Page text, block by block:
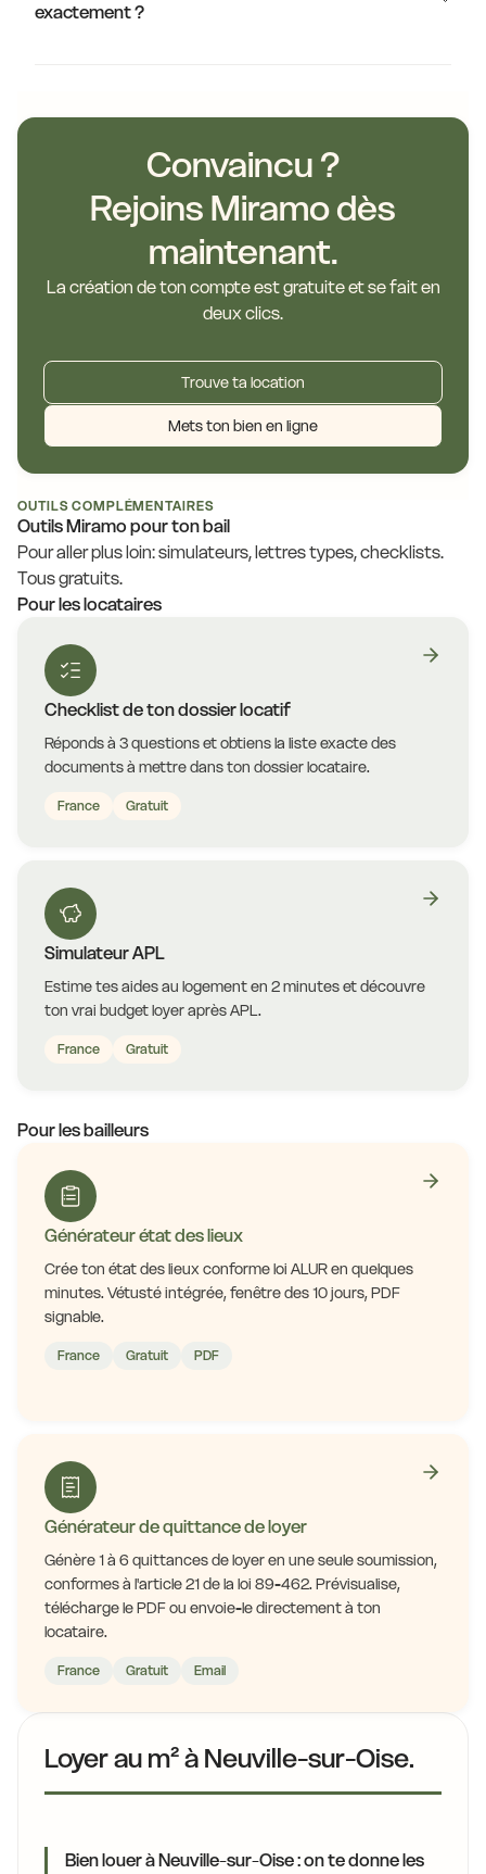
exactement ?
Convaincu ?
Rejoins Miramo dès
maintenant.
La création de ton compte est gratuite et se fait en
deux clics.
Trouve ta location
Mets ton bien en ligne
OUTILS COMPLÉMENTAIRES
Outils Miramo pour ton bail
Pour aller plus loin: simulateurs, lettres types, checklists.
Tous gratuits.
Pour les locataires
Checklist de ton dossier locatif
Réponds à 3 questions et obtiens la liste exacte des
documents à mettre dans ton dossier locataire.
France Gratuit
Simulateur APL
Estime tes aides au logement en 2 minutes et découvre
ton vrai budget loyer après APL.
France Gratuit
Pour les bailleurs
Générateur état des lieux
Crée ton état des lieux conforme loi ALUR en quelques
minutes. Vétusté intégrée, fenêtre des 10 jours, PDF
signable.
France Gratuit PDF
Générateur de quittance de loyer
Génère 1 à 6 quittances de loyer en une seule soumission,
conformes à l'article 21 de la loi 89-462. Prévisualise,
télécharge le PDF ou envoie-le directement à ton
locataire.
France Gratuit Email
Loyer au m² à Neuville-sur-Oise.
Bien louer à Neuville-sur-Oise : on te donne les